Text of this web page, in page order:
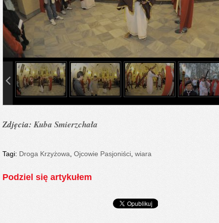
info heading
info content
Zdjęcia:Kuba Smierzchała
Tagi: Droga Krzyżowa Ojcowie Pasjoniści wiara
Podziel się artykułem